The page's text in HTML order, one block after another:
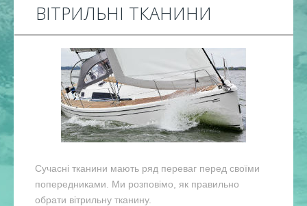
ВІТРИЛЬНІ ТКАНИНИ
Сучасні тканини мають ряд переваг перед своїми
попередниками. Ми розповімо, як правильно
обрати вітрильну тканину.